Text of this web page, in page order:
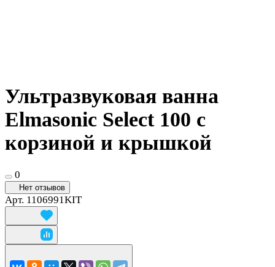
Ультразвуковая ванна
Elmasonic Select 100 с
корзиной и крышкой
0
Нет отзывов
Арт. 1106991KIT